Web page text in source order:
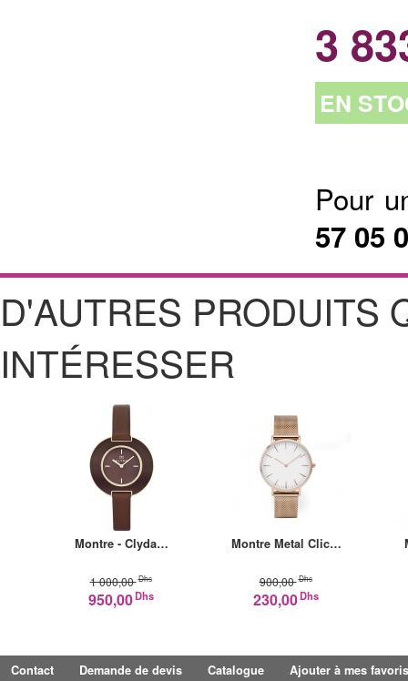
3
EN
Pour
57 05
D'AUTRES PRODUITS
INTÉRESSER
Montre - Clyda…
1 000,00Dhs
950,00Dhs
Montre Metal Clic…
900,00Dhs
230,00Dhs
Contact Demande de devis Catalogue Ajouter à mes favoris